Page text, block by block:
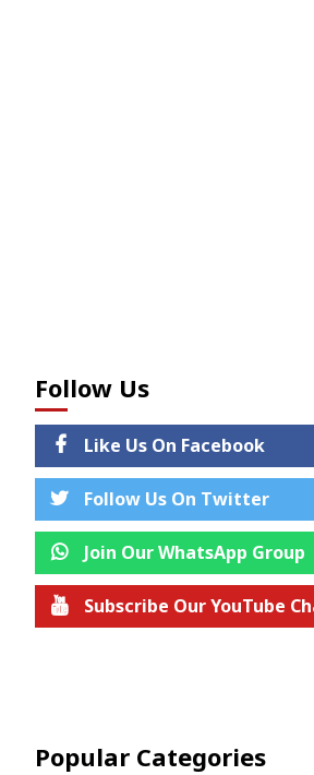
Follow Us
Like Us On Facebook
Follow Us On Twitter
Join Our WhatsApp Group
Subscribe Our YouTube
Popular Categories